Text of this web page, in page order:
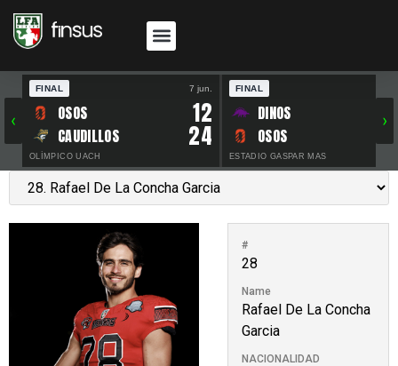
‹
FINAL 7 jun.
OSOS 12
CAUDILLOS 24
OLÍMPICO UACH
FINAL
DINOS
OSOS
ESTADIO GASPAR MAS
›
#
28
Name
Rafael De La Concha
Garcia
NACIONALIDAD